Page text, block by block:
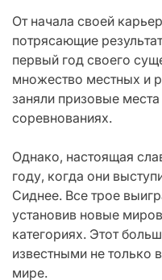
От начала своей
потрясающие
первый год своего
множество местных и
заняли призовые
соревнованиях.
Однако, настоящая
году, когда они
Сиднее. Все трое
установив новые
категориях. Этот
известными не только
мире.